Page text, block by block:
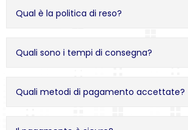
Qual è la politica di reso?
Quali sono i tempi di consegna?
Quali metodi di pagamento accettate?